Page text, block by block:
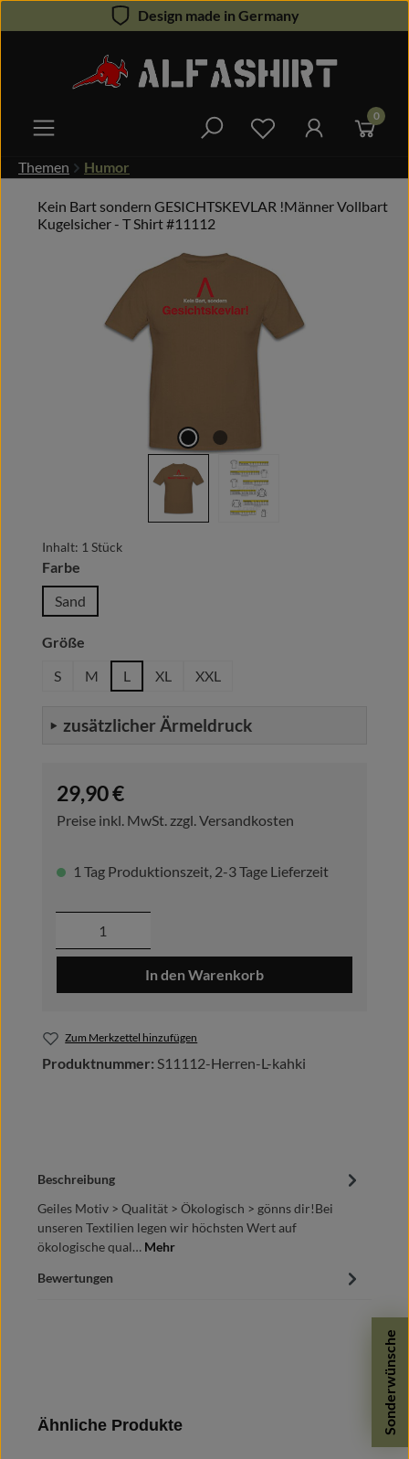
Zum Hauptinhalt springenDesign made in Germany
Du hast 0 0
Themen Humor
Kein Bart sondern GESICHTSKEVLAR !Männer Vollbart
Kugelsicher - T Shirt #11112
Bildergalerie überspringen
Inhalt: 1 Stück
Farbe
Sand
Größe
S
M L XL XXL
zusätzlicher Ärmeldruck
Regulärer Preis:
29,90 €
Preise inkl. MwSt. zzgl. Versandkosten
1 Tag Produktionszeit, 2-3 Tage Lieferzeit
Produkt Anzahl: Gib den gewünschten
In den Warenkorb
Zum Merkzettel hinzufügen
Produktnummer: S11112-Herren-L-kahki
Sonderwünsche
Beschreibung
Geiles Motiv > Qualität > Ökologisch > gönns dir!Bei
unseren Textilien legen wir höchsten Wert auf
ökologische qual… Mehr
Bewertungen
Produktgalerie überspringen
Ähnliche Produkte